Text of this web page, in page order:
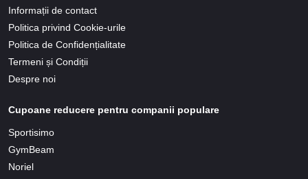
Informații de contact
Politica privind Cookie-urile
Politica de Confidențialitate
Termeni și Condiții
Despre noi
Cupoane reducere pentru companii populare
Sportisimo
GymBeam
Noriel